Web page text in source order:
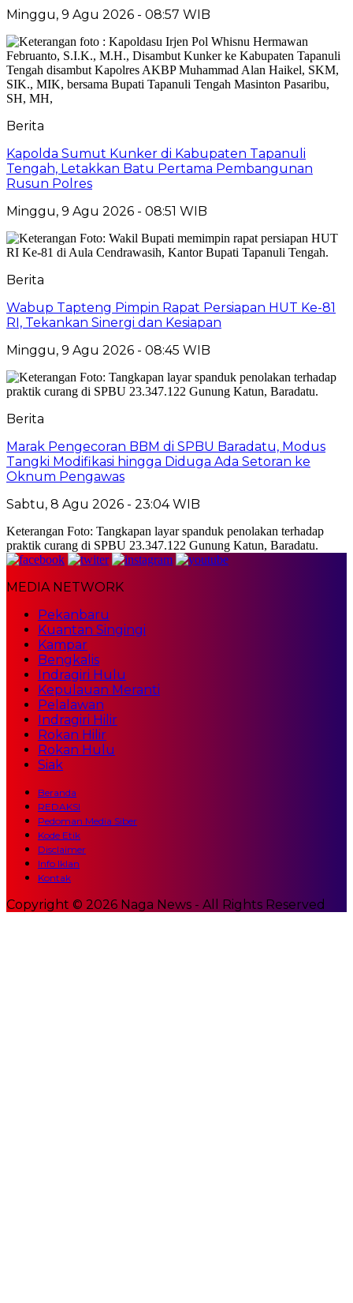
Minggu, 9 Agu 2026 - 08:57 WIB
Berita
Kapolda Sumut Kunker di Kabupaten Tapanuli
Tengah, Letakkan Batu Pertama Pembangunan
Rusun Polres
Minggu, 9 Agu 2026 - 08:51 WIB
Berita
Wabup Tapteng Pimpin Rapat Persiapan HUT Ke-81
RI, Tekankan Sinergi dan Kesiapan
Minggu, 9 Agu 2026 - 08:45 WIB
Berita
Marak Pengecoran BBM di SPBU Baradatu, Modus
Tangki Modifikasi hingga Diduga Ada Setoran ke
Oknum Pengawas
Sabtu, 8 Agu 2026 - 23:04 WIB
Keterangan Foto: Tangkapan layar spanduk penolakan terhadap
praktik curang di SPBU 23.347.122 Gunung Katun, Baradatu.
MEDIA NETWORK
Pekanbaru
Kuantan Singingi
Kampar
Bengkalis
Indragiri Hulu
Kepulauan Meranti
Pelalawan
Indragiri Hilir
Rokan Hilir
Rokan Hulu
Siak
Beranda
REDAKSI
Pedoman Media Siber
Kode Etik
Disclaimer
Info Iklan
Kontak
Copyright © 2026 Naga News - All Rights Reserved